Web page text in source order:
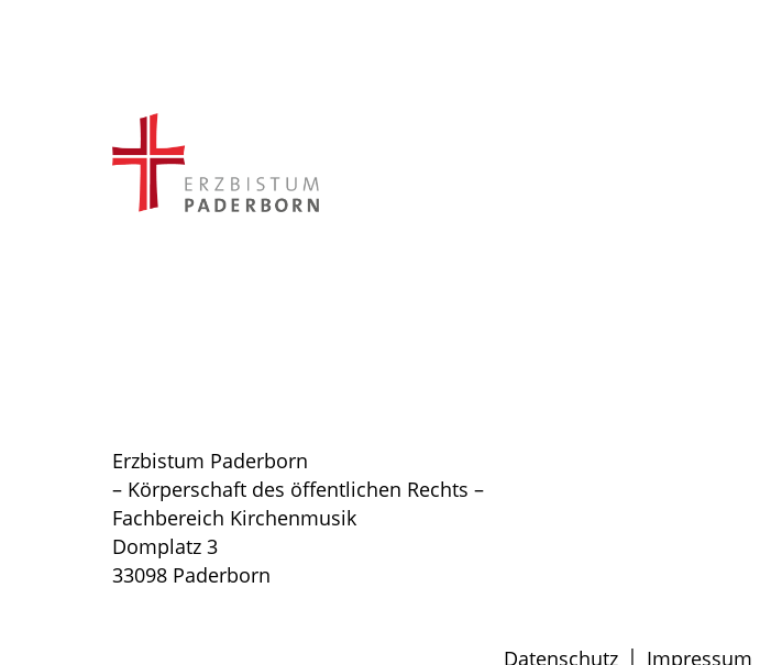
Erzbistum Paderborn
– Körperschaft des öffentlichen Rechts –
Fachbereich Kirchenmusik
Domplatz 3
33098 Paderborn
Datenschutz | Impressum